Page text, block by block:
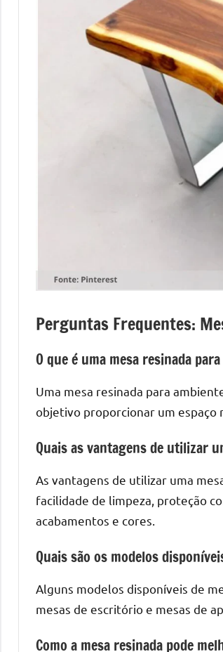
Perguntas Frequentes:
O que é uma mesa resinada
Uma mesa resinada para
objetivo proporcionar um
Quais as vantagens de utilizar
As vantagens de utilizar uma
facilidade de limpeza, proteção
acabamentos e cores.
Quais são os modelos
Alguns modelos disponíveis de
mesas de escritório e mesas de
Como a mesa resinada pode